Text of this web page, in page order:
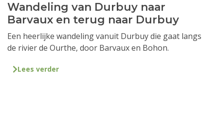
Wandeling van Durbuy naar
Barvaux en terug naar Durbuy
Een heerlijke wandeling vanuit Durbuy die gaat langs
de rivier de Ourthe, door Barvaux en Bohon.
Lees verder